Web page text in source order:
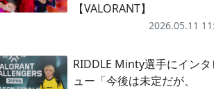
【VALORANT】
2026.05.11
RIDDLE Minty選手にインタ
ュー「今後は未定だが、